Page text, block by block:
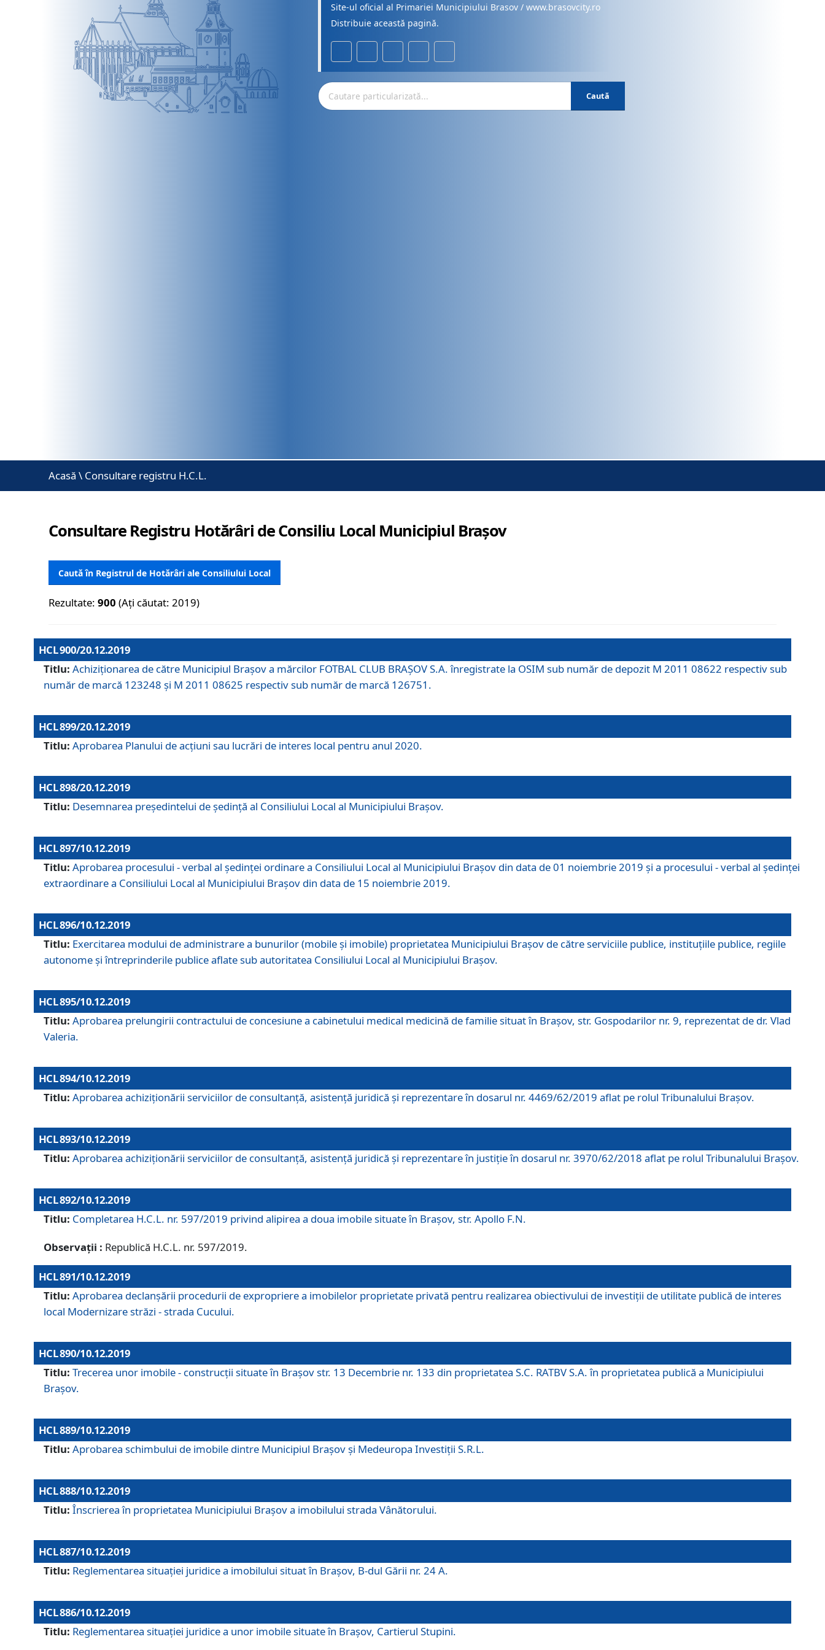
Site-ul oficial al Primariei Municipiului Brasov / www.brasovcity.ro
Distribuie această pagină.
Caută
Acasă \ Consultare registru H.C.L.
Consultare Registru Hotărâri de Consiliu Local Municipiul Brașov
Caută în Registrul de Hotărâri ale Consiliului Local
Rezultate:900 (Ați căutat: 2019)
HCL 900/20.12.2019
Titlu: Achiziționarea de către Municipiul Brașov a mărcilor FOTBAL CLUB BRAȘOV S.A. înregistrate la OSIM sub număr de depozit M 2011 08622 respectiv sub
număr de marcă 123248 și M 2011 08625 respectiv sub număr de marcă 126751.
HCL 899/20.12.2019
Titlu: Aprobarea Planului de acţiuni sau lucrări de interes local pentru anul 2020.
HCL 898/20.12.2019
Titlu: Desemnarea preşedintelui de şedinţă al Consiliului Local al Municipiului Braşov.
HCL 897/10.12.2019
Titlu: Aprobarea procesului - verbal al şedinţei ordinare a Consiliului Local al Municipiului Brașov din data de 01 noiembrie 2019 și a procesului - verbal al ședinței
extraordinare a Consiliului Local al Municipiului Brașov din data de 15 noiembrie 2019.
HCL 896/10.12.2019
Titlu: Exercitarea modului de administrare a bunurilor (mobile și imobile) proprietatea Municipiului Brașov de către serviciile publice, instituțiile publice, regiile
autonome și întreprinderile publice aflate sub autoritatea Consiliului Local al Municipiului Brașov.
HCL 895/10.12.2019
Titlu: Aprobarea prelungirii contractului de concesiune a cabinetului medical medicină de familie situat în Braşov, str. Gospodarilor nr. 9, reprezentat de dr. Vlad
Valeria.
HCL 894/10.12.2019
Titlu: Aprobarea achiziţionării serviciilor de consultanţă, asistenţă juridică şi reprezentare în dosarul nr. 4469/62/2019 aflat pe rolul Tribunalului Braşov.
HCL 893/10.12.2019
Titlu: Aprobarea achiziţionării serviciilor de consultanţă, asistenţă juridică şi reprezentare în justiţie în dosarul nr. 3970/62/2018 aflat pe rolul Tribunalului Braşov.
HCL 892/10.12.2019
Titlu: Completarea H.C.L. nr. 597/2019 privind alipirea a doua imobile situate în Brașov, str. Apollo F.N.
Observații : Republică H.C.L. nr. 597/2019.
HCL 891/10.12.2019
Titlu: Aprobarea declanșării procedurii de expropriere a imobilelor proprietate privată pentru realizarea obiectivului de investiții de utilitate publică de interes
local Modernizare străzi - strada Cucului.
HCL 890/10.12.2019
Titlu: Trecerea unor imobile - construcții situate în Brașov str. 13 Decembrie nr. 133 din proprietatea S.C. RATBV S.A. în proprietatea publică a Municipiului
Brașov.
HCL 889/10.12.2019
Titlu: Aprobarea schimbului de imobile dintre Municipiul Brașov și Medeuropa Investiții S.R.L.
HCL 888/10.12.2019
Titlu: Înscrierea în proprietatea Municipiului Braşov a imobilului strada Vânătorului.
HCL 887/10.12.2019
Titlu: Reglementarea situației juridice a imobilului situat în Brașov, B-dul Gării nr. 24 A.
HCL 886/10.12.2019
Titlu: Reglementarea situaţiei juridice a unor imobile situate în Braşov, Cartierul Stupini.